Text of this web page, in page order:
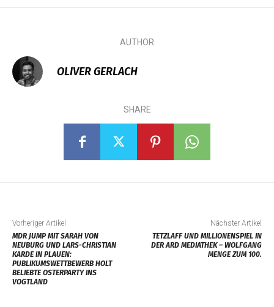
AUTHOR
OLIVER GERLACH
SHARE
Vorheriger Artikel
MDR JUMP MIT SARAH VON
NEUBURG UND LARS-CHRISTIAN
KARDE IN PLAUEN:
PUBLIKUMSWETTBEWERB HOLT
BELIEBTE OSTERPARTY INS
VOGTLAND
Nächster Artikel
TETZLAFF UND MILLIONENSPIEL IN
DER ARD MEDIATHEK – WOLFGANG
MENGE ZUM 100.